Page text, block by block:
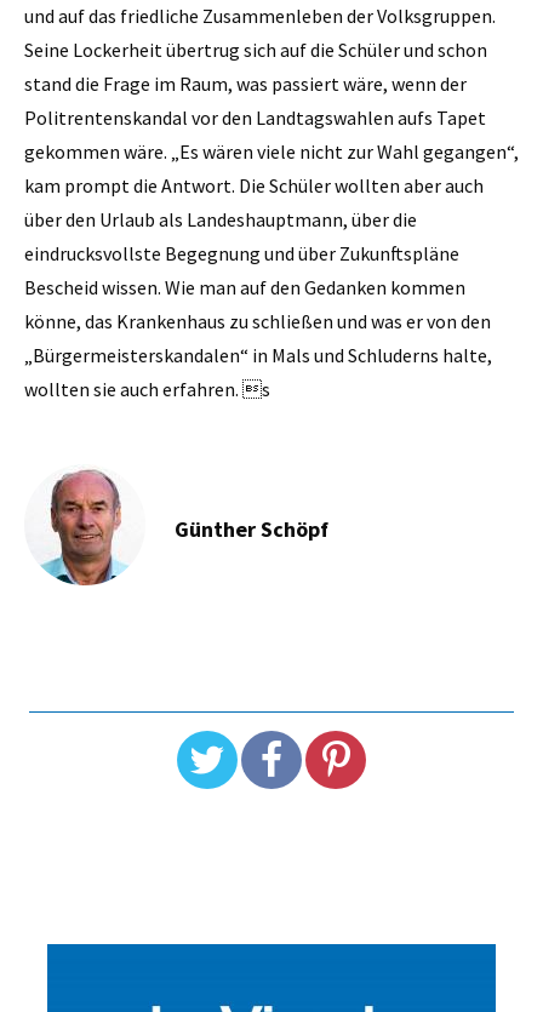
und auf das friedliche Zusammenleben der Volksgruppen.
Seine Lockerheit übertrug sich auf die Schüler und schon
stand die Frage im Raum, was passiert wäre, wenn der
Politrentenskandal vor den Landtagswahlen aufs Tapet
gekommen wäre. „Es wären viele nicht zur Wahl gegangen“,
kam prompt die Antwort. Die Schüler wollten aber auch
über den Urlaub als Landeshauptmann, über die
eindrucksvollste Begegnung und über Zukunftspläne
Bescheid wissen. Wie man auf den Gedanken kommen
könne, das Krankenhaus zu schließen und was er von den
„Bürgermeisterskandalen“ in Mals und Schluderns halte,
wollten sie auch erfahren. s
Günther Schöpf